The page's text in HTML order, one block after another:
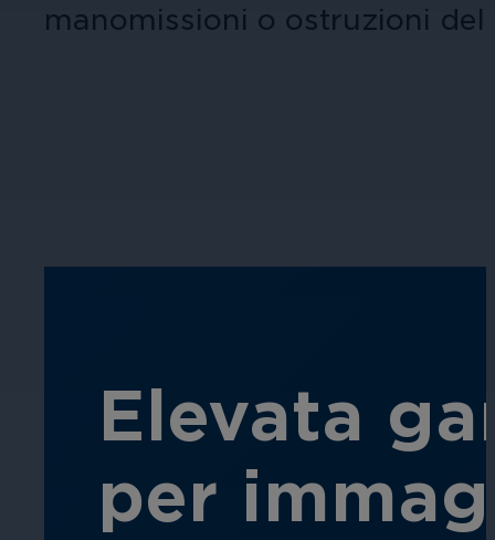
Istruzione
della vostra struttura.
manomissioni o ostruzioni
Elevata
per